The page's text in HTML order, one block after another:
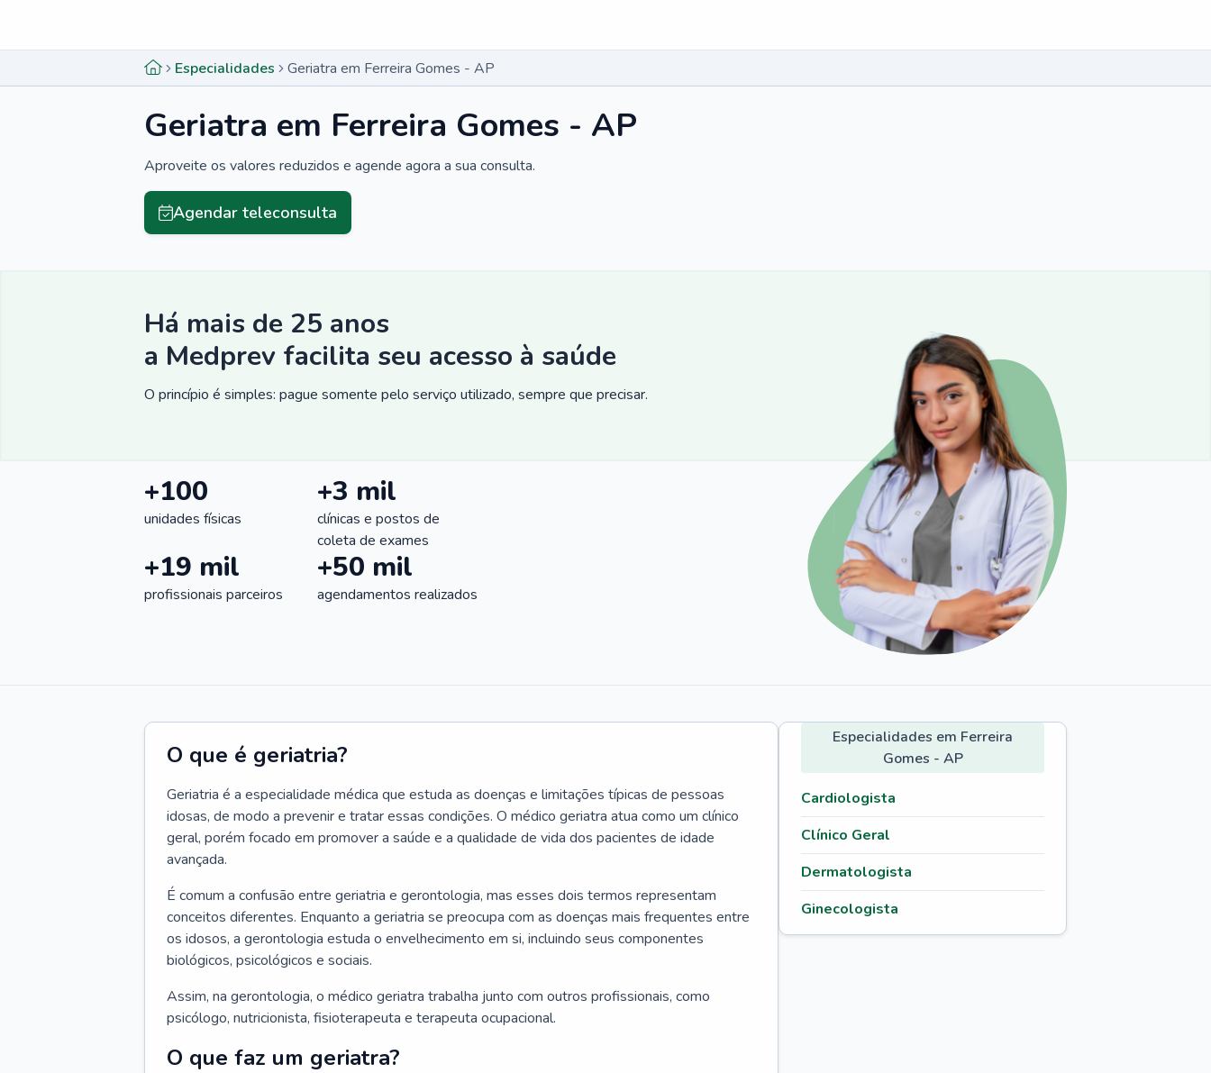
Especialidades Geriatra em Ferreira Gomes - AP
Geriatra em Ferreira Gomes - AP
Aproveite os valores reduzidos e agende agora a sua consulta.
Agendar teleconsulta
Há mais de 25 anos
a Medprev facilita seu acesso à saúde
O princípio é simples: pague somente pelo serviço utilizado, sempre que precisar.
+100
unidades físicas
+3 mil
clínicas e postos de
coleta de exames
+19 mil
profissionais parceiros
+50 mil
agendamentos realizados
O que é geriatria?
Geriatria é a especialidade médica que estuda as doenças e limitações típicas de pessoas
idosas, de modo a prevenir e tratar essas condições. O médico geriatra atua como um clínico
geral, porém focado em promover a saúde e a qualidade de vida dos pacientes de idade
avançada.
É comum a confusão entre geriatria e gerontologia, mas esses dois termos representam
conceitos diferentes. Enquanto a geriatria se preocupa com as doenças mais frequentes entre
os idosos, a gerontologia estuda o envelhecimento em si, incluindo seus componentes
biológicos, psicológicos e sociais.
Assim, na gerontologia, o médico geriatra trabalha junto com outros profissionais, como
psicólogo, nutricionista, fisioterapeuta e terapeuta ocupacional.
O que faz um geriatra?
Especialidades em Ferreira
Gomes - AP
Cardiologista
Clínico Geral
Dermatologista
Ginecologista